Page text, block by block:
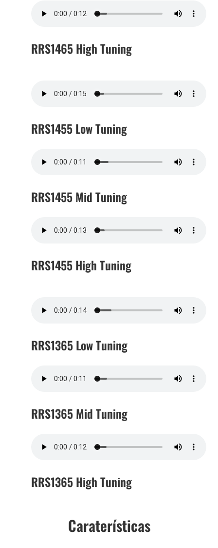
RRS1465 High Tuning
RRS1455 Low Tuning
RRS1455 Mid Tuning
RRS1455 High Tuning
RRS1365 Low Tuning
RRS1365 Mid Tuning
RRS1365 High Tuning
Caraterísticas